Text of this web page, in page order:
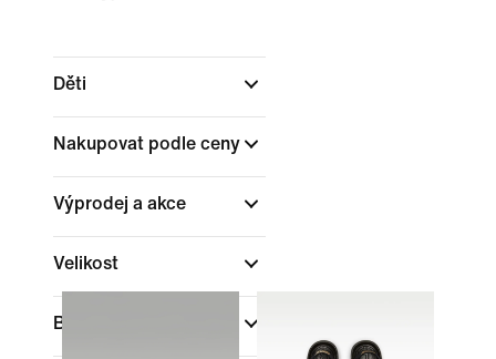
Děti
Nakupovat podle ceny
Výprodej a akce
Velikost
Barva